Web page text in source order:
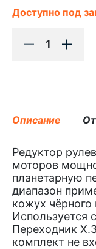
Доступно под
1
Описание
Редуктор
моторов
планетарную
диапазон
кожух чёрного
Используется
Переходник
комплект не